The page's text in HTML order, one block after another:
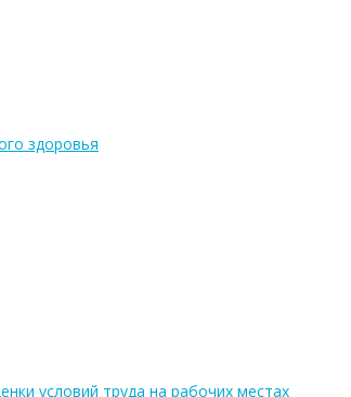
здоровья
условий труда на рабочих местах